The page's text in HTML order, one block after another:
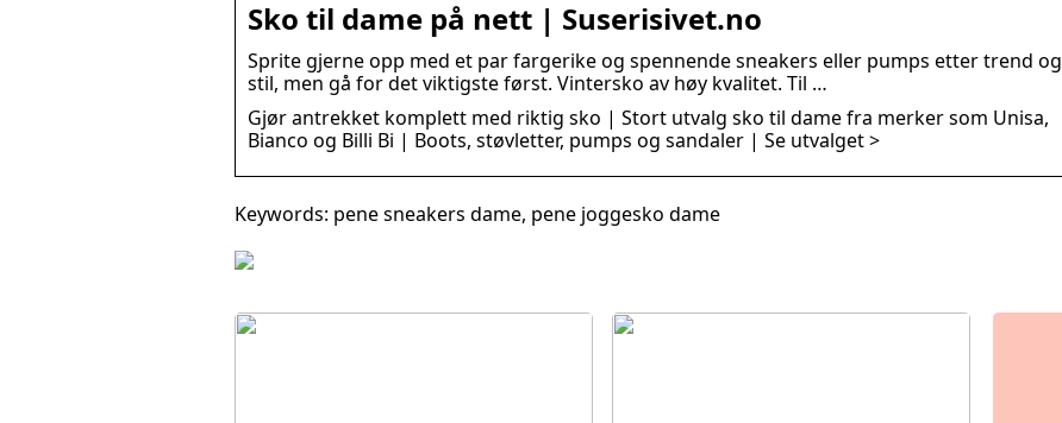
Sko til dame på nett | Suserisivet.no
Sprite gjerne opp med et par fargerike og spennende sneakers eller pumps etter trend og
stil, men gå for det viktigste først. Vintersko av høy kvalitet. Til …
Gjør antrekket komplett med riktig sko | Stort utvalg sko til dame fra merker som Unisa,
Bianco og Billi Bi | Boots, støvletter, pumps og sandaler | Se utvalget >
Keywords: pene sneakers dame, pene joggesko dame